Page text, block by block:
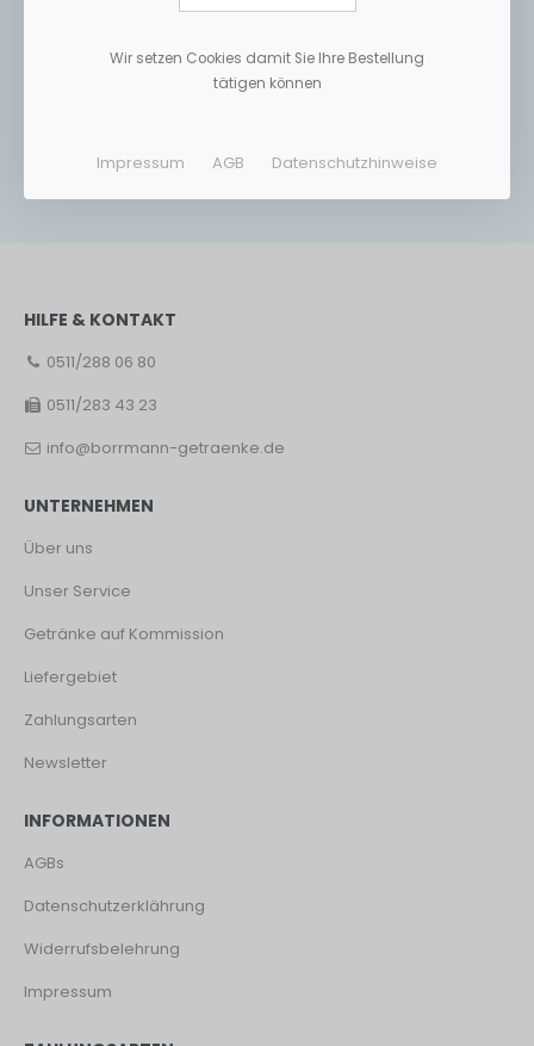
HILFE & KONTAKT
0511/288 06 80
0511/283 43 23
info@borrmann-getraenke.de
UNTERNEHMEN
Über uns
Unser Service
Getränke auf Kommission
Liefergebiet
Zahlungsarten
Newsletter
INFORMATIONEN
AGBs
Datenschutzerklährung
Widerrufsbelehrung
Impressum
Wir setzen Cookies damit Sie Ihre Bestellung
tätigen können
Impressum AGB Datenschutzhinweise